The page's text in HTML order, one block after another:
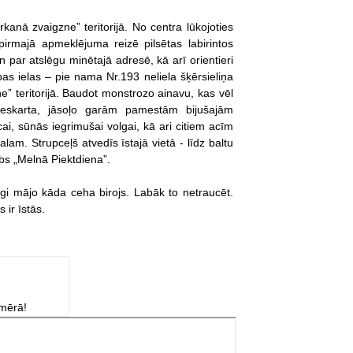
zvaigzne” teritorijā. No centra lūkojoties
apmeklējuma reizē pilsētas labirintos
par atslēgu minētajā adresē, kā arī orientieri
ielas – pie nama Nr.193 neliela šķērsieliņa
teritorijā. Baudot monstrozo ainavu, kas vēl
jāsoļo garām pamestām bijušajām
sūnās iegrimušai volgai, kā ari citiem acīm
Strupceļš atvedīs īstajā vietā - līdz baltu
„Melnā Piektdiena”.
mājo kāda ceha birojs. Labāk to netraucēt.
ir īstās.